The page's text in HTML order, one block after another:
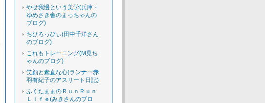
やせ我慢という美学(兵庫・
ゆめさき舎のまっちゃんの
ブログ)
ちひろっぴぃ(田中千洋さん
のブログ)
これもトレーニング(M見ち
ゃんのブログ)
笑顔と素直な心(ランナー赤
羽有紀子のアスリート日記)
ふくたままのＲｕｎＲｕｎ
Ｌｉｆｅ(みきさんのブロ